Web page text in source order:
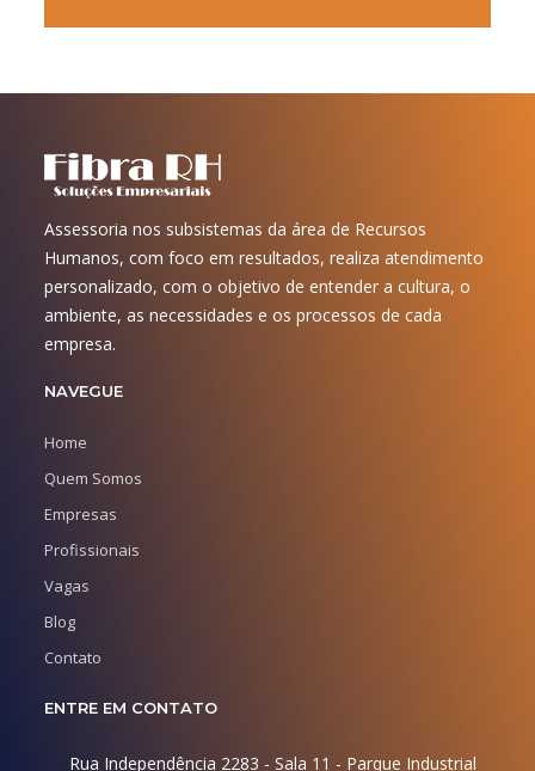
Assessoria nos subsistemas da área de Recursos
Humanos, com foco em resultados, realiza atendimento
personalizado, com o objetivo de entender a cultura, o
ambiente, as necessidades e os processos de cada
empresa.
NAVEGUE
Home
Quem Somos
Empresas
Profissionais
Vagas
Blog
Contato
ENTRE EM CONTATO
Rua Independência 2283 - Sala 11 - Parque Industrial